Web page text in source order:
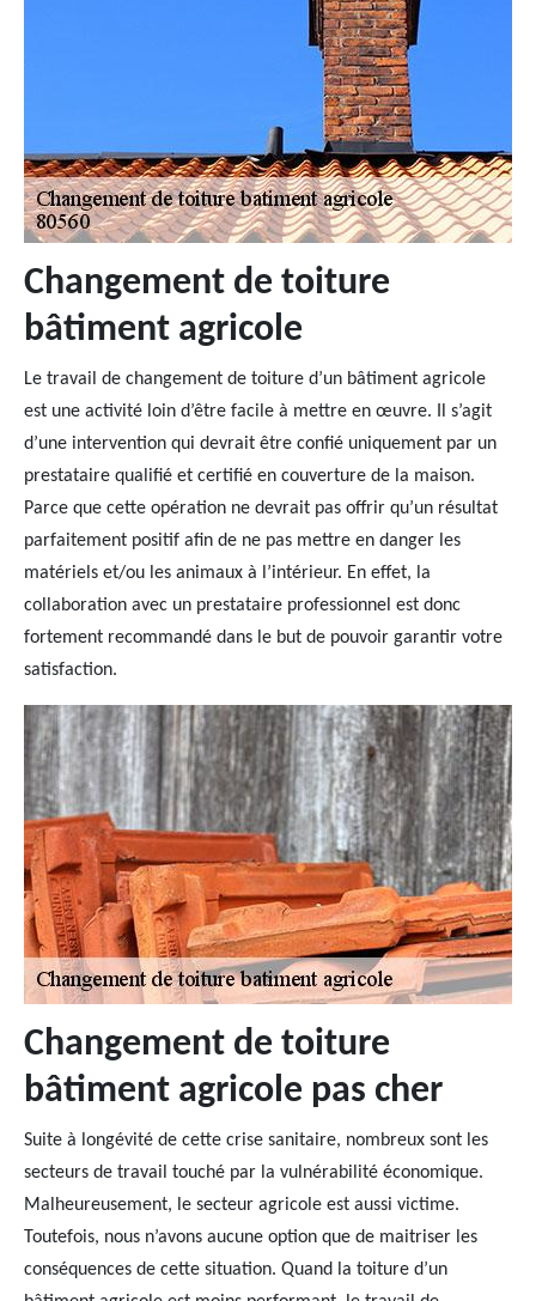
Changement de toiture
bâtiment agricole
Le travail de changement de toiture d’un bâtiment agricole
est une activité loin d’être facile à mettre en œuvre. Il s’agit
d’une intervention qui devrait être confié uniquement par un
prestataire qualifié et certifié en couverture de la maison.
Parce que cette opération ne devrait pas offrir qu’un résultat
parfaitement positif afin de ne pas mettre en danger les
matériels et/ou les animaux à l’intérieur. En effet, la
collaboration avec un prestataire professionnel est donc
fortement recommandé dans le but de pouvoir garantir votre
satisfaction.
Changement de toiture
bâtiment agricole pas cher
Suite à longévité de cette crise sanitaire, nombreux sont les
secteurs de travail touché par la vulnérabilité économique.
Malheureusement, le secteur agricole est aussi victime.
Toutefois, nous n’avons aucune option que de maitriser les
conséquences de cette situation. Quand la toiture d’un